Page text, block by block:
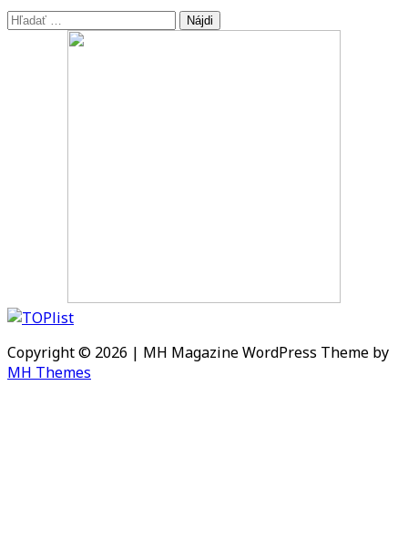
Hľadať:
Copyright © 2026 | MH Magazine WordPress Theme by
MH Themes